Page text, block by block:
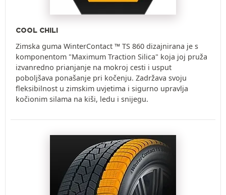
COOL CHILI
Zimska guma WinterContact ™ TS 860 dizajnirana je s
komponentom "Maximum Traction Silica" koja joj pruža
izvanredno prianjanje na mokroj cesti i usput
poboljšava ponašanje pri kočenju. Zadržava svoju
fleksibilnost u zimskim uvjetima i sigurno upravlja
kočionim silama na kiši, ledu i snijegu.